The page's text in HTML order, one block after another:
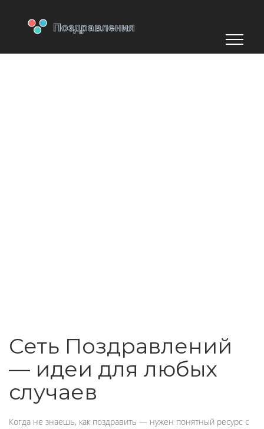
Сеть Поздравлений
— идеи для любых
случаев
Когда не знаешь, как поздравить — нужен понятный ресурс с